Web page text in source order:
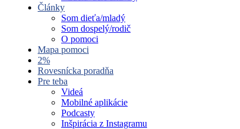
Články
Som dieťa/mladý
Som dospelý/rodič
O pomoci
Mapa pomoci
2%
Rovesnícka poradňa
Pre teba
Videá
Mobilné aplikácie
Podcasty
Inšpirácia z Instagramu